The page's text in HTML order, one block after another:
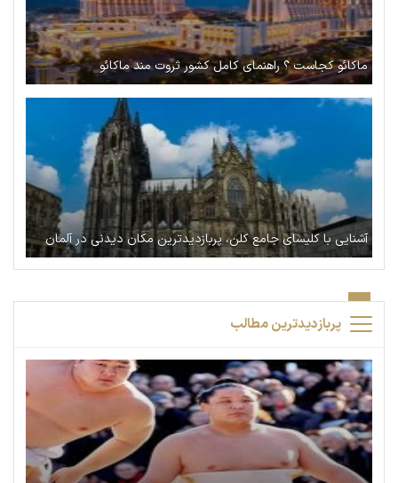
ماکائو کجاست ؟ راهنمای کامل کشور ثروت مند ماکائو
آشنایی با کلیسای جامع کلن، پربازدیدترین مکان دیدنی در آلمان
پربازدیدترین مطالب